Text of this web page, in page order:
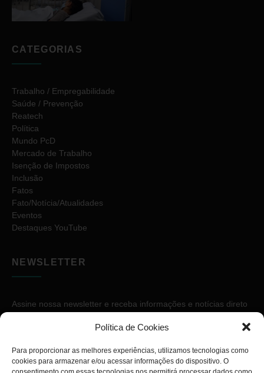
Política de Cookies
Para proporcionar as melhores experiências, utilizamos tecnologias como
cookies para armazenar e/ou acessar informações do dispositivo. O
CATEGORIAS
Trabalho / Empregabilidade
Saúde / Prevenção
Reatech
Política
Mundo PcD
Mercado de Trabalho
Isenção de Impostos
Inclusão
Fatos
Fato/Notícia/Atualidades
Eventos
Destaques YouTube
NEWSLETTER
Assine nossa newsletter e receba informações e notícias direto